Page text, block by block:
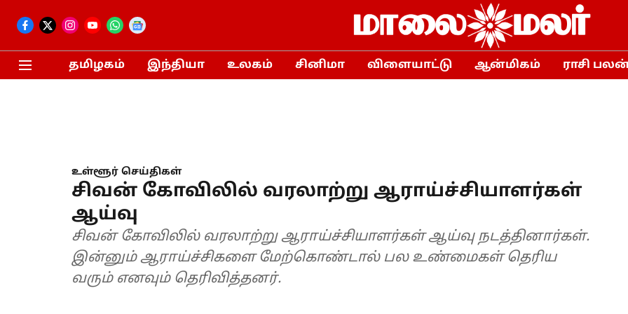
தமிழகம் இந்தியா உலகம் சினிமா விளையாட்டு ஆன்மிகம் ராசி
உள்ளூர் செய்திகள்
சிவன் கோவிலில் வரலாற்று ஆராய்ச்சியாளர்கள்
ஆய்வு
சிவன் கோவிலில் வரலாற்று ஆராய்ச்சியாளர்கள் ஆய்வு நடத்தினார்கள்.
இன்னும் ஆராய்ச்சிகளை மேற்கொண்டால் பல உண்மைகள் தெரிய
வரும் எனவும் தெரிவித்தனர்.